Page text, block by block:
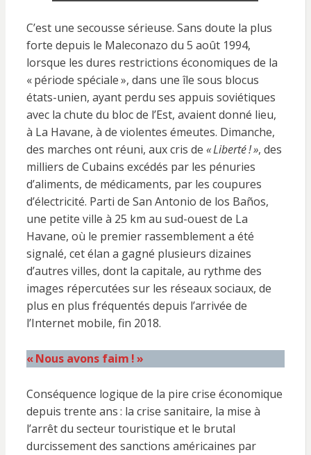
C’est une secousse sérieuse. Sans doute la plus
forte depuis le Maleconazo du 5 août 1994,
lorsque les dures restrictions économiques de la
« période spéciale », dans une île sous blocus
états-unien, ayant perdu ses appuis soviétiques
avec la chute du bloc de l’Est, avaient donné lieu,
à La Havane, à de violentes émeutes. Dimanche,
des marches ont réuni, aux cris de « Liberté ! », des
milliers de Cubains excédés par les pénuries
d’aliments, de médicaments, par les coupures
d’électricité. Parti de San Antonio de los Baños,
une petite ville à 25 km au sud-ouest de La
Havane, où le premier rassemblement a été
signalé, cet élan a gagné plusieurs dizaines
d’autres villes, dont la capitale, au rythme des
images répercutées sur les réseaux sociaux, de
plus en plus fréquentés depuis l’arrivée de
l’Internet mobile, fin 2018.
« Nous avons faim ! »
Conséquence logique de la pire crise économique
depuis trente ans : la crise sanitaire, la mise à
l’arrêt du secteur touristique et le brutal
durcissement des sanctions américaines par